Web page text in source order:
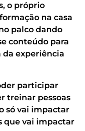
o próprio
na casa
palco dando
conteúdo para
da experiência
participar
treinar pessoas
só vai impactar
que vai impactar